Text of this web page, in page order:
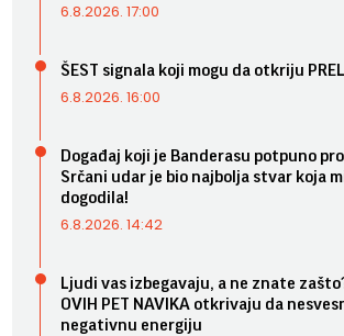
6.8.2026. 17:00
ŠEST signala koji mogu da otkriju
6.8.2026. 16:00
Događaj koji je Banderasu potpuno
Srčani udar je bio najbolja stvar koja
dogodila!
6.8.2026. 14:42
Ljudi vas izbegavaju, a ne znate
OVIH PET NAVIKA otkrivaju da
negativnu energiju